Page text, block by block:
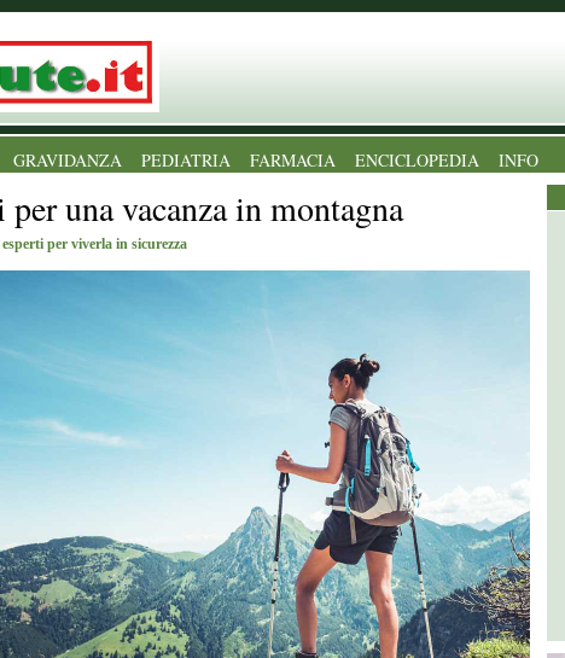
GRAVIDANZA PEDIATRIA FARMACIA ENCICLOPEDIA INFO
una vacanza in montagna
per viverla in sicurezza